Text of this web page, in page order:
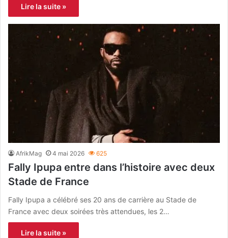
Lire la suite »
AfrikMag 4 mai 2026 625
Fally Ipupa entre dans l’histoire avec deux
Stade de France
Fally Ipupa a célébré ses 20 ans de carrière au Stade de
France avec deux soirées très attendues, les 2…
Lire la suite »